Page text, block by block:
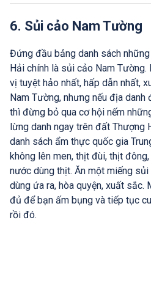
6. Sủi cảo Nam Tường
Đứng đầu bảng danh sách
Hải chính là sủi cảo Nam
vị tuyệt hảo nhất, hấp dẫn nhất,
Nam Tường, nhưng nếu địa
thì đừng bỏ qua cơ hội nếm
lừng danh ngay trên đất Thượng
danh sách ẩm thực quốc gia
không lên men, thịt đùi, thịt
nước dùng thịt. Ăn một miếng
dùng ứa ra, hòa quyện, xuất
đủ để bạn ấm bụng và tiếp tục
rồi đó.